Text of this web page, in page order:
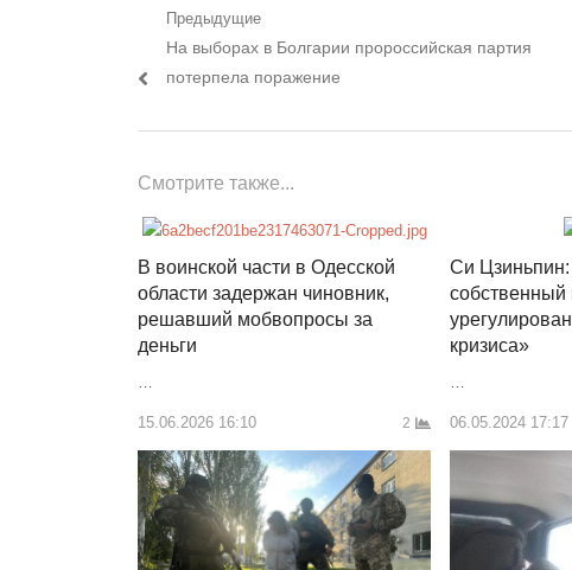
Навигация
по
Предыдущие
Предыдущий
пост:
На выборах в Болгарии пророссийская партия
потерпела поражение
Смотрите также...
В воинской части в Одесской
области задержан чиновник,
решавший мобвопросы за
деньги
…
15.06.2026 16:10 2
Си Цзиньпин:
собственный
кризиса»
…
06.05.2024 17:17